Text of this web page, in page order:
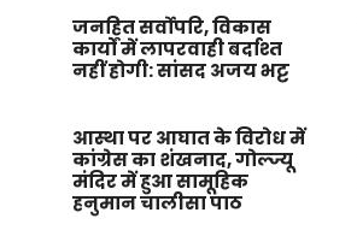
जनहित सर्वोपरि, विकास
कार्यों में लापरवाही बर्दाश्त
नहीं होगी: सांसद अजय भट्ट
आस्था पर आघात के विरोध में
कांग्रेस का शंखनाद, गोल्ज्यू
मंदिर में हुआ सामूहिक
हनुमान चालीसा पाठ